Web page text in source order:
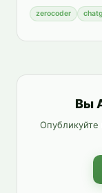
помощ…
zerocoder
Вы
Опубликуйте